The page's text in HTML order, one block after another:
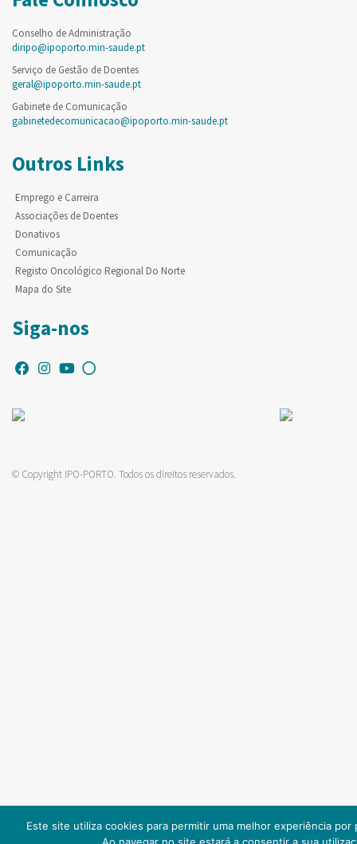
Conselho de Administração
diripo@ipoporto.min-saude.pt
Serviço de Gestão de Doentes
geral@ipoporto.min-saude.pt
Gabinete de Comunicação
gabinetedecomunicacao@ipoporto.min-saude.pt
Outros Links
Emprego e Carreira
Associações de Doentes
Donativos
Comunicação
Registo Oncológico Regional Do Norte
Mapa do Site
Siga-nos
© Copyright IPO-PORTO. Todos os direitos reservados.
Este site utiliza cookies para permitir uma melhor experiência por